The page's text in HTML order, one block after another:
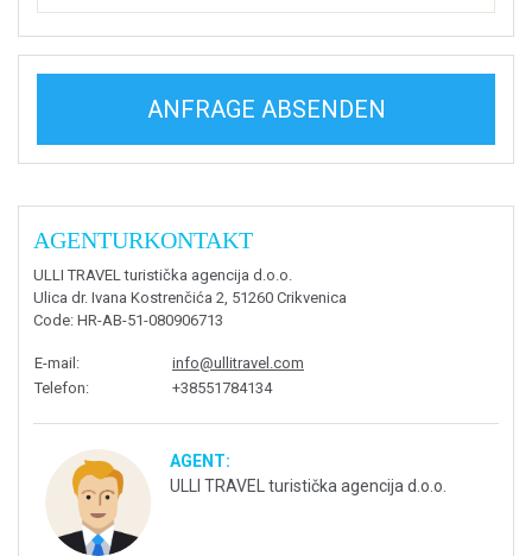
ANFRAGE ABSENDEN
AGENTURKONTAKT
ULLI TRAVEL turistička agencija d.o.o.
Ulica dr. Ivana Kostrenčića 2, 51260 Crikvenica
Code: HR-AB-51-080906713
E-mail :
info@ullitravel.com
Telefon: +38551784134
AGENT:
ULLI TRAVEL turistička agencija d.o.o.